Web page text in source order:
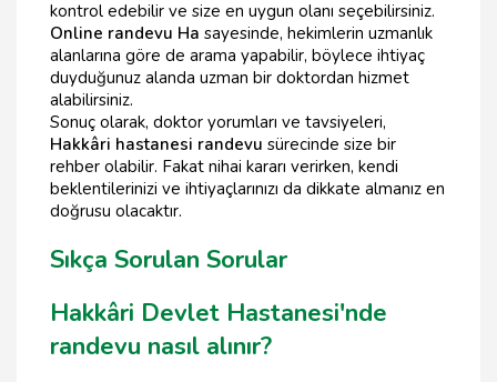
kontrol edebilir ve size en uygun olanı seçebilirsiniz.
Online randevu Ha sayesinde, hekimlerin uzmanlık
alanlarına göre de arama yapabilir, böylece ihtiyaç
duyduğunuz alanda uzman bir doktordan hizmet
alabilirsiniz.
Sonuç olarak, doktor yorumları ve tavsiyeleri,
Hakkâri hastanesi randevu sürecinde size bir
rehber olabilir. Fakat nihai kararı verirken, kendi
beklentilerinizi ve ihtiyaçlarınızı da dikkate almanız en
doğrusu olacaktır.
Sıkça Sorulan Sorular
Hakkâri Devlet Hastanesi'nde
randevu nasıl alınır?